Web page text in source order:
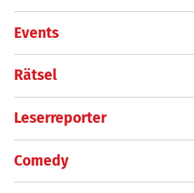
Events
Rätsel
Leserreporter
Comedy